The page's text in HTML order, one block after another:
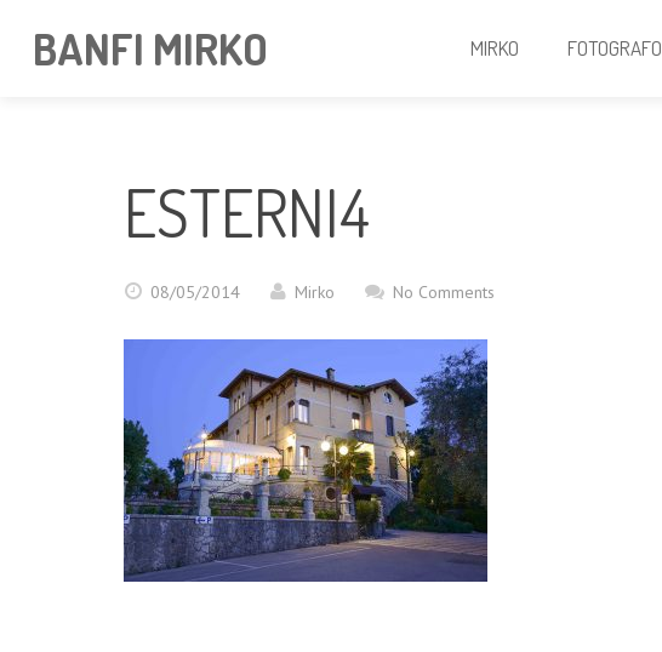
BANFI MIRKO MIRKO FOTOGRAFO
ESTERNI4
08/05/2014 Mirko No Comments